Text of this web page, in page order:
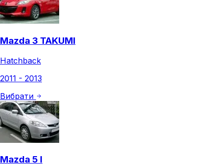
Mazda 3 TAKUMI
Hatchback
2011 - 2013
Вибрати
Mazda 5 I